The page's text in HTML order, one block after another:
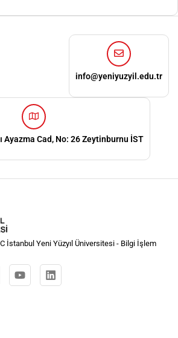
info@yeniyuzyil.edu.tr
Ayazma Cad, No: 26 Zeytinburnu İST
İstanbul Yeni Yüzyıl Üniversitesi - Bilgi İşlem